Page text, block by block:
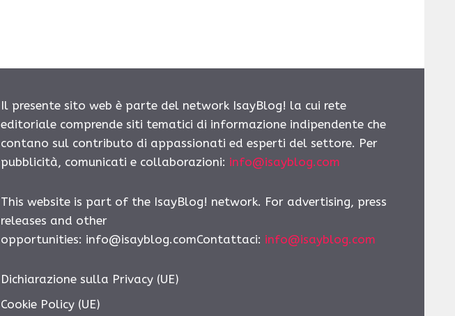
Il presente sito web è parte del network IsayBlog! la cui rete
editoriale comprende siti tematici di informazione indipendente che
contano sul contributo di appassionati ed esperti del settore. Per
pubblicità, comunicati e collaborazioni: info@isayblog.com
This website is part of the IsayBlog! network. For advertising, press
releases and other
opportunities: info@isayblog.comContattaci: info@isayblog.com
Dichiarazione sulla Privacy (UE)
Cookie Policy (UE)